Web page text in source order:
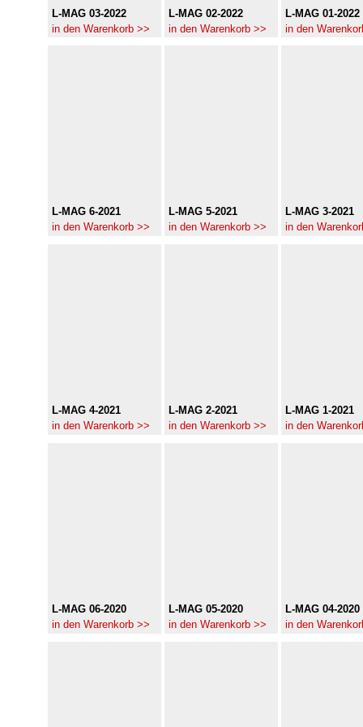
L-MAG 03-2022
in den Warenkorb >>
L-MAG 02-2022
in den Warenkorb >>
L-MAG 01-2022
in den
L-MAG 6-2021
in den Warenkorb >>
L-MAG 5-2021
in den Warenkorb >>
L-MAG 3-2021
in den
L-MAG 4-2021
in den Warenkorb >>
L-MAG 2-2021
in den Warenkorb >>
L-MAG 1-2021
in den
L-MAG 06-2020
in den Warenkorb >>
L-MAG 05-2020
in den Warenkorb >>
L-MAG 04-2020
in den